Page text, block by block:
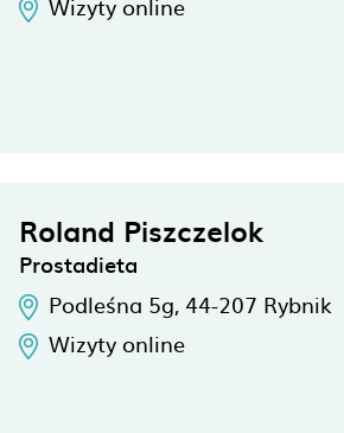
Wizyty online
Roland Piszczelok
Prostadieta
Podleśna 5g, 44-207 Rybnik
Wizyty online